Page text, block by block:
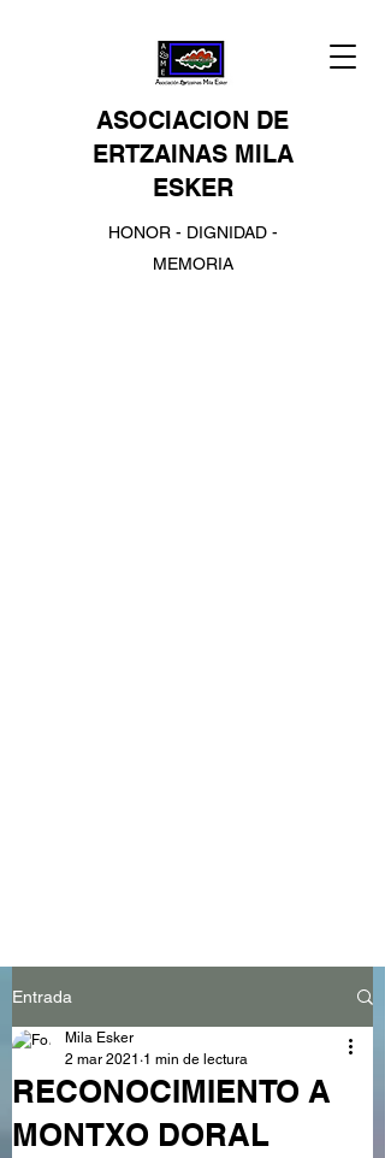
ASOCIACION DE
ERTZAINAS MILA
ESKER
HONOR - DIGNIDAD -
MEMORIA
Entrada
RECONOCIMIENTO A
MONTXO DORAL
Mila Esker
2 mar 2021 1 min de lectura